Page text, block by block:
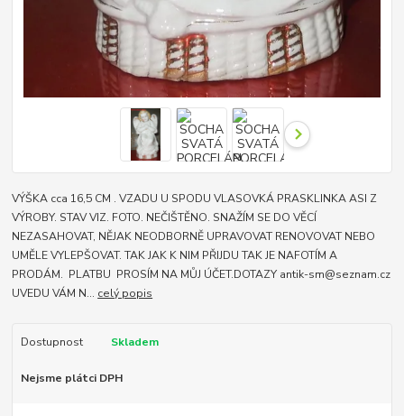
VÝŠKA cca 16,5 CM . VZADU U SPODU VLASOVKÁ PRASKLINKA ASI Z
VÝROBY. STAV VIZ. FOTO. NEČIŠTĚNO. SNAŽÍM SE DO VĚCÍ
NEZASAHOVAT, NĚJAK NEODBORNĚ UPRAVOVAT RENOVOVAT NEBO
UMĚLE VYLEPŠOVAT. TAK JAK K NIM PŘIJDU TAK JE NAFOTÍM A
PRODÁM. PLATBU PROSÍM NA MŮJ ÚČET.DOTAZY antik-sm@seznam.cz
UVEDU VÁM N... celý popis
Dostupnost Skladem
Nejsme plátci DPH